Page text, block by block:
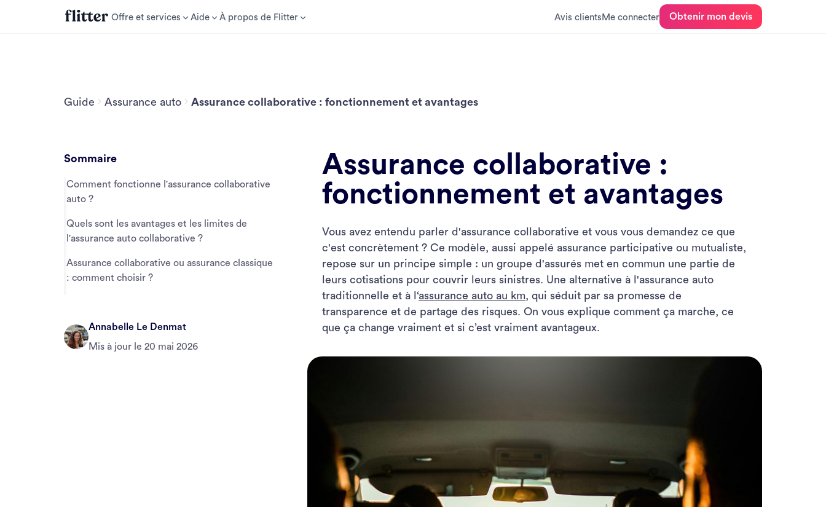
Offre et services Aide À propos de Flitter Avis clients Me connecter Obtenir mon devis
Guide Assurance auto Assurance collaborative : fonctionnement et avantages
Sommaire
Comment fonctionne l'assurance collaborative
auto ?
Quels sont les avantages et les limites de
l'assurance auto collaborative ?
Assurance collaborative ou assurance classique
: comment choisir ?
Annabelle Le Denmat
Mis à jour le 20 mai 2026
Assurance collaborative :
fonctionnement et avantages
Vous avez entendu parler d'assurance collaborative et vous vous demandez ce que
c'est concrètement ? Ce modèle, aussi appelé assurance participative ou mutualiste,
repose sur un principe simple : un groupe d'assurés met en commun une partie de
leurs cotisations pour couvrir leurs sinistres. Une alternative à l'assurance auto
traditionnelle et à l‘assurance auto au km, qui séduit par sa promesse de
transparence et de partage des risques. On vous explique comment ça marche, ce
que ça change vraiment et si c’est vraiment avantageux.